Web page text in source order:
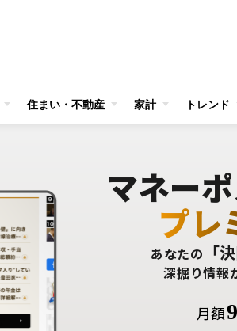
住まい・不動産 家計 トレンド
マネー
プレ
あなたの 「
深掘り情報
月額